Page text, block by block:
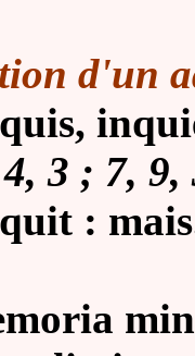
d'un
3 ; 7, 9,
: